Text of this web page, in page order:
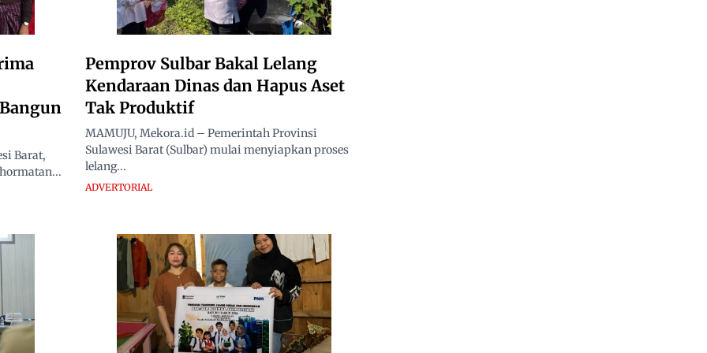
Barat,
Pemprov Sulbar Bakal Lelang
Kendaraan Dinas dan Hapus Aset
Tak Produktif
MAMUJU, Mekora.id – Pemerintah Provinsi
Sulawesi Barat (Sulbar) mulai menyiapkan proses
lelang...
ADVERTORIAL